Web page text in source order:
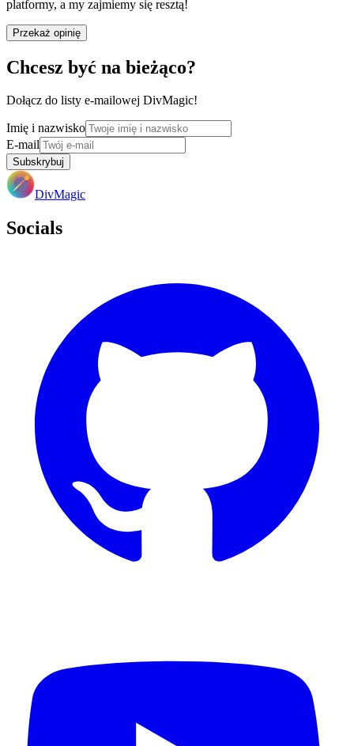
platformy, a my zajmiemy się resztą!
Przekaż opinię
Chcesz być na bieżąco?
Dołącz do listy e-mailowej DivMagic!
Imię i nazwisko
E-mail
Subskrybuj
DivMagic
Socials